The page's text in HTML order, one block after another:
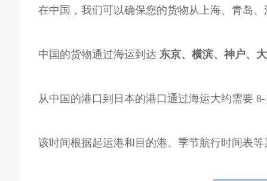
在中国，我们可以确保您的货物从上海、青岛
中国的货物通过海运到达 东京、横滨、神户、
从中国的港口到日本的港口通过海运大约需要 8-
该时间根据起运港和目的港、季节航行时间表等